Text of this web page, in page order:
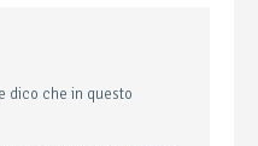
dico che in questo